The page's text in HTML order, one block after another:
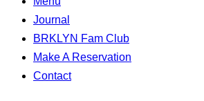
Journal
BRKLYN Fam Club
Make A Reservation
Contact